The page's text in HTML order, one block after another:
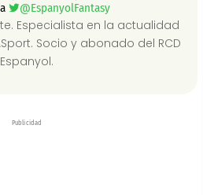
@EspanyolFantasy
Especialista en la actualidad
Socio y abonado del RCD
Espanyol.
Publicidad